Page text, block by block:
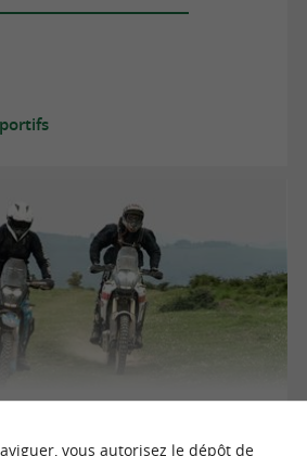
vous autorisez le dépôt de